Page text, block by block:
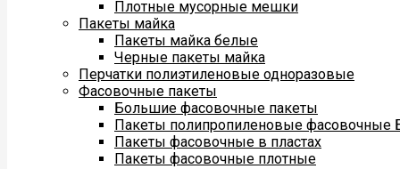
Плотные мусорные мешки
Пакеты майка
Пакеты майка белые
Черные пакеты майка
Перчатки полиэтиленовые одноразовые
Фасовочные пакеты
Большие фасовочные пакеты
Пакеты полипропиленовые
Пакеты фасовочные в пластах
Пакеты фасовочные плотные